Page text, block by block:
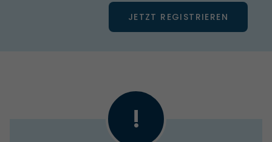
JETZT REGISTRIEREN
!